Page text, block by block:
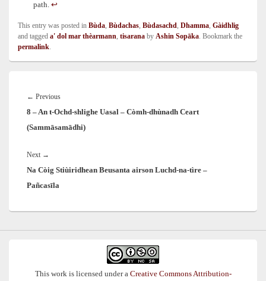
path.↩︎
This entry was posted in Bùda, Bùdachas, Bùdasachd, Dhamma, Gàidhlig
and tagged a' dol mar thèarmann, tisarana by Ashin Sopāka. Bookmark the
permalink.
navigation
← PreviousPrevious
post:
8 – An t-Ochd-shlighe Uasal – Còmh-dhùnadh Ceart
(Sammāsamādhi)
Next →
post:
Na Còig Stiùiridhean Beusanta airson Luchd-na-tìre –
Pañcasīla
This work is licensed under a Creative Commons Attribution-